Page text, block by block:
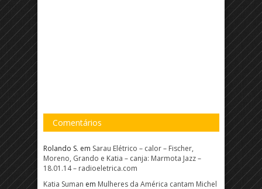
Comentários
Rolando S. em Sarau Elétrico – calor – Fischer,
Moreno, Grando e Katia – canja: Marmota Jazz –
18.01.14 – radioeletrica.com
Katia Suman em Mulheres da América cantam Michel